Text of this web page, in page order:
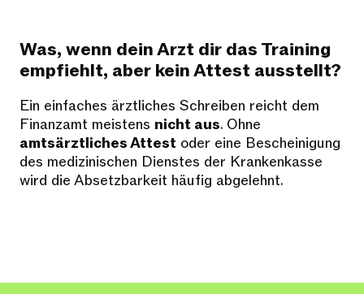
Was, wenn dein Arzt dir das Training
empfiehlt, aber kein Attest ausstellt?
Ein einfaches ärztliches Schreiben reicht dem
Finanzamt meistens nicht aus. Ohne
amtsärztliches Attest oder eine Bescheinigung
des medizinischen Dienstes der Krankenkasse
wird die Absetzbarkeit häufig abgelehnt.